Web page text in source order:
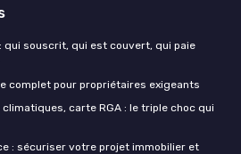
qui souscrit, qui est couvert, qui paie
complet pour propriétaires exigeants
carte RGA : le triple choc qui
: sécuriser votre projet immobilier et